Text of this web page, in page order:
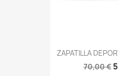
ZAPATILLA
70,00 €